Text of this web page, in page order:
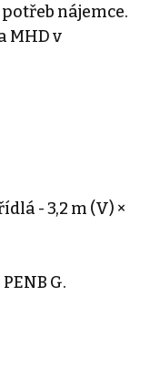
nájemce.
MHD v
- 3,2 m (V) ×
G.